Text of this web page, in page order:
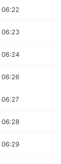
06:22
06:23
06:24
06:26
06:27
06:28
06:29